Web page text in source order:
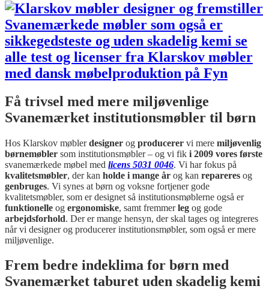
Få trivsel med mere miljøvenlige
Svanemærket institutionsmøbler til børn
Hos Klarskov møblerdesigner og producerer vi mere miljøvenlig
børnemøbler som institutionsmøbler – og vi fik i 2009 vores første
svanemærkede møbel med licens 5031 0046. Vi har fokus på
kvalitetsmøbler, der kan holde i mange år og kan repareres og
genbruges. Vi synes at børn og voksne fortjener gode
kvalitetsmøbler, som er designet så institutionsmøblerne også er
funktionelle og ergonomiske, samt fremmerleg og gode
arbejdsforhold. Der er mange hensyn, der skal tages og integreres
når vi designer og producerer institutionsmøbler, som også er mere
miljøvenlige.
Frem bedre indeklima for børn med
Svanemærket taburet uden skadelig kemi